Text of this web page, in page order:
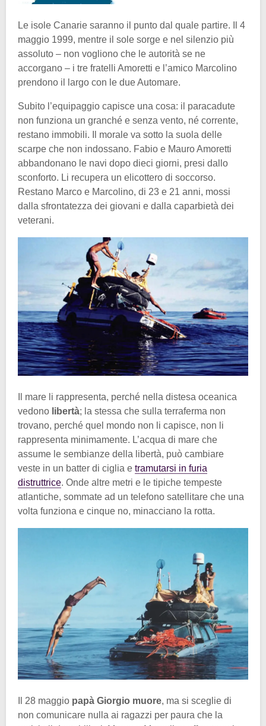
Le isole Canarie saranno il punto dal quale partire. Il 4
maggio 1999, mentre il sole sorge e nel silenzio più
assoluto – non vogliono che le autorità se ne
accorgano – i tre fratelli Amoretti e l’amico Marcolino
prendono il largo con le due Automare.
Subito l’equipaggio capisce una cosa: il paracadute
non funziona un granché e senza vento, né corrente,
restano immobili. Il morale va sotto la suola delle
scarpe che non indossano. Fabio e Mauro Amoretti
abbandonano le navi dopo dieci giorni, presi dallo
sconforto. Li recupera un elicottero di soccorso.
Restano Marco e Marcolino, di 23 e 21 anni, mossi
dalla sfrontatezza dei giovani e dalla caparbietà dei
veterani.
Il mare li rappresenta, perché nella distesa oceanica
vedono libertà; la stessa che sulla terraferma non
trovano, perché quel mondo non li capisce, non li
rappresenta minimamente. L’acqua di mare che
assume le sembianze della libertà, può cambiare
veste in un batter di ciglia e tramutarsi in furia
distruttrice. Onde altre metri e le tipiche tempeste
atlantiche, sommate ad un telefono satellitare che una
volta funziona e cinque no, minacciano la rotta.
Il 28 maggio papà Giorgio muore, ma si sceglie di
non comunicare nulla ai ragazzi per paura che la